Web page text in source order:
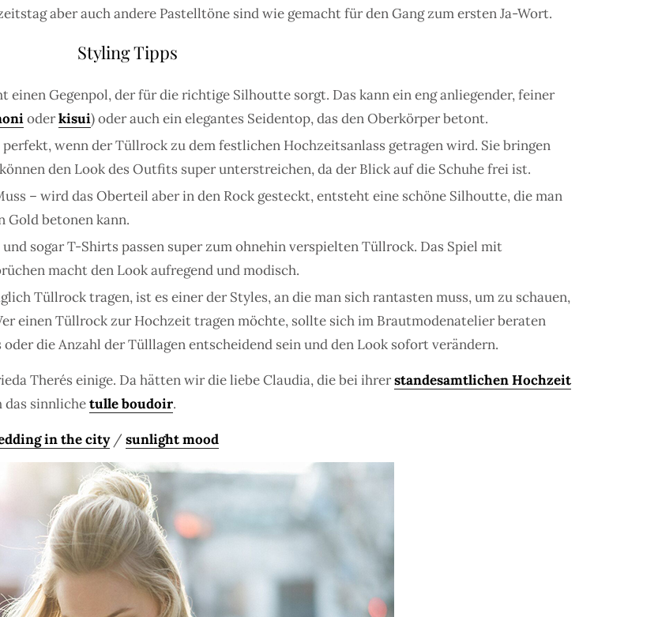
aber auch andere Pastelltöne sind wie gemacht für den Gang zum ersten Ja-Wort.
Styling Tipps
einen Gegenpol, der für die richtige Silhoutte sorgt. Das kann ein eng anliegender, feiner
oderkisui) oder auch ein elegantes Seidentop, das den Oberkörper betont.
wenn der Tüllrock zu dem festlichen Hochzeitsanlass getragen wird. Sie bringen
den Look des Outfits super unterstreichen, da der Blick auf die Schuhe frei ist.
– wird das Oberteil aber in den Rock gesteckt, entsteht eine schöne Silhoutte, die man
Gold betonen kann.
sogar T-Shirts passen super zum ohnehin verspielten Tüllrock. Das Spiel mit
macht den Look aufregend und modisch.
Tüllrock tragen, ist es einer der Styles, an die man sich rantasten muss, um zu schauen,
einen Tüllrock zur Hochzeit tragen möchte, sollte sich im Brautmodenatelier beraten
oder die Anzahl der Tülllagen entscheidend sein und den Look sofort verändern.
Therés einige. Da hätten wir die liebe Claudia, die bei ihrerstandesamtlichen Hochzeit
sinnlichetulle boudoir.
in the city/ sunlight mood